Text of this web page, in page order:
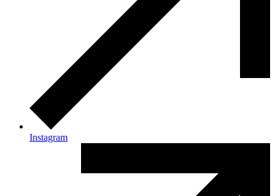
Instagram